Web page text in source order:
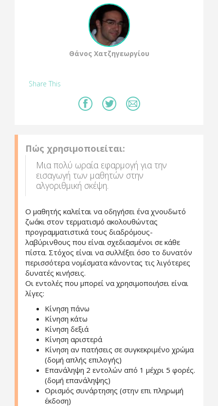
Θάνος Χατζηγεωργίου
Share This
Πώς χρησιμοποιείται:
Μια πολύ ωραία εφαρμογή για την
εισαγωγή των μαθητών στην
αλγοριθμική σκέψη.
Ο μαθητής καλείται να οδηγήσει ένα χνουδωτό
ζωάκι στον τερματισμό ακολουθώντας
προγραμματιστικά τους διαδρόμους-
λαβύρινθους που είναι σχεδιασμένοι σε κάθε
πίστα. Στόχος είναι να συλλέξει όσο το δυνατόν
περισσότερα νομίσματα κάνοντας τις λιγότερες
δυνατές κινήσεις.
Οι εντολές που μπορεί να χρησιμοποιήσει είναι
λίγες:
Κίνηση πάνω
Κίνηση κάτω
Κίνηση δεξιά
Κίνηση αριστερά
Κίνηση αν πατήσεις σε συγκεκριμένο χρώμα
(δομή απλής επιλογής)
Επανάληψη 2 εντολών από 1 μέχρι 5 φορές.
(δομή επανάληψης)
Ορισμός συνάρτησης (στην επι πληρωμή
έκδοση)